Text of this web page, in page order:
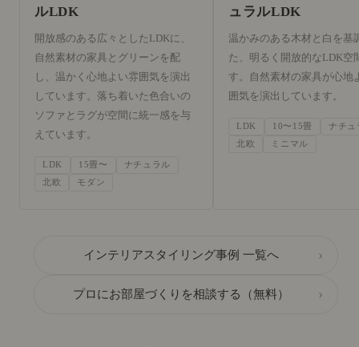
ルLDK
開放感のある広々としたLDKに、
自然素材の家具とグリーンを配
し、温かく心地よい雰囲気を演出
しています。落ち着いた色合いの
ソファとラグが空間に統一感を与
えています。
LDK 15畳〜
ナチュラル
北欧
モダン
ュラルLDK
温かみのある木材と白を基
た、明るく開放的なLDK空
す。自然素材の家具が心地
囲気を演出しています。
LDK 10〜15畳
ナチュ
北欧
ミニマル
インテリアスタイリング事例 一覧へ ›
プロにお部屋づくりを相談する（無料） ›